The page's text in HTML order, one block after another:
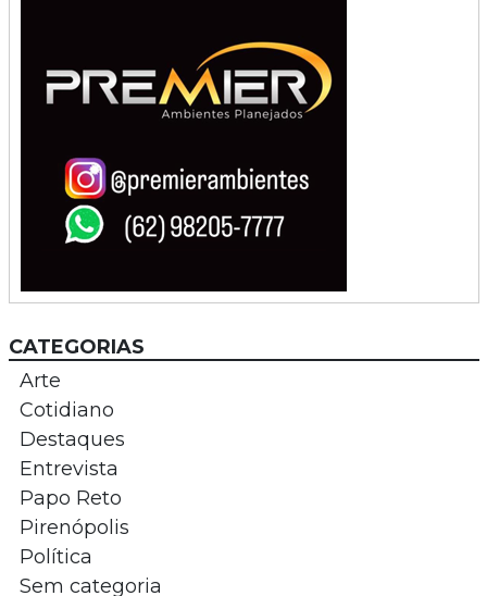
CATEGORIAS
Arte
Cotidiano
Destaques
Entrevista
Papo Reto
Pirenópolis
Política
Sem categoria